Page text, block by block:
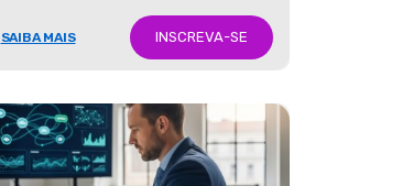
SAIBA MAIS INSCREVA-SE